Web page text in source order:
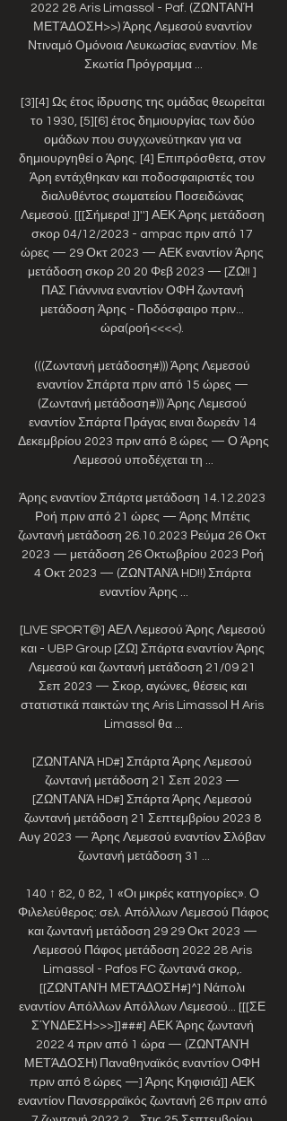
2022 28 Aris Limassol - Paf. (ΖΩΝΤΑΝΉ
ΜΕΤΆΔΟΣΗ>>) Άρης Λεμεσού εναντίον
Ντιναμό Ομόνοια Λευκωσίας εναντίον. Με
Σκωτία Πρόγραμμα ...
[3][4] Ως έτος ίδρυσης της ομάδας θεωρείται
το 1930, [5][6] έτος δημιουργίας των δύο
ομάδων που συγχωνεύτηκαν για να
δημιουργηθεί ο Άρης. [4] Επιπρόσθετα, στον
Άρη εντάχθηκαν και ποδοσφαιριστές του
διαλυθέντος σωματείου Ποσειδώνας
Λεμεσού. [[[Σήμερα! ]]''] ΑΕΚ Άρης μετάδοση
σκορ 04/12/2023 - ampac πριν από 17
ώρες — 29 Οκτ 2023 — ΑΕΚ εναντίον Άρης
μετάδοση σκορ 20 20 Φεβ 2023 — [ΖΩ!! ]
ΠΑΣ Γιάννινα εναντίον ΟΦΗ ζωντανή
μετάδοση Άρης - Ποδόσφαιρο πριν...
ώρα(ροή<<<<).
(((Ζωντανή μετάδοση#))) Άρης Λεμεσού
εναντίον Σπάρτα πριν από 15 ώρες —
(Ζωντανή μετάδοση#))) Άρης Λεμεσού
εναντίον Σπάρτα Πράγας ειναι δωρεάν 14
Δεκεμβρίου 2023 πριν από 8 ώρες — Ο Άρης
Λεμεσού υποδέχεται τη ...
Άρης εναντίον Σπάρτα μετάδοση 14.12.2023
Ροή πριν από 21 ώρες — Άρης Μπέτις
ζωντανή μετάδοση 26.10.2023 Ρεύμα 26 Οκτ
2023 — μετάδοση 26 Οκτωβρίου 2023 Ροή
4 Οκτ 2023 — (ΖΩΝΤΑΝΆ HD!!) Σπάρτα
εναντίον Άρης ...
[LIVE SPORT@] ΑΕΛ Λεμεσού Άρης Λεμεσού
και - UBP Group [ΖΩ] Σπάρτα εναντίον Άρης
Λεμεσού και ζωντανή μετάδοση 21/09 21
Σεπ 2023 — Σκορ, αγώνες, θέσεις και
στατιστικά παικτών της Aris Limassol Η Aris
Limassol θα ...
[ΖΩΝΤΑΝΆ HD#] Σπάρτα Άρης Λεμεσού
ζωντανή μετάδοση 21 Σεπ 2023 —
[ΖΩΝΤΑΝΆ HD#] Σπάρτα Άρης Λεμεσού
ζωντανή μετάδοση 21 Σεπτεμβρίου 2023 8
Αυγ 2023 — Άρης Λεμεσού εναντίον Σλόβαν
ζωντανή μετάδοση 31 ...
140 ↑ 82, 0 82, 1 «Οι μικρές κατηγορίες». Ο
Φιλελεύθερος: σελ. Απόλλων Λεμεσού Πάφος
και ζωντανή μετάδοση 29 29 Οκτ 2023 —
Λεμεσού Πάφος μετάδοση 2022 28 Aris
Limassol - Pafos FC ζωντανά σκορ,.
[[ΖΩΝΤΑΝΉ ΜΕΤΆΔΟΣΗ#]^] Νάπολι
εναντίον Απόλλων Απόλλων Λεμεσού... [[[ΣΕ
ΣΎΝΔΕΣΗ>>>]]###] ΑΕΚ Άρης ζωντανή
2022 4 πριν από 1 ώρα — (ΖΩΝΤΑΝΉ
ΜΕΤΆΔΟΣΗ) Παναθηναϊκός εναντίον ΟΦΗ
πριν από 8 ώρες —] Άρης Κηφισιά]] ΑΕΚ
εναντίον Πανσερραϊκός ζωντανή 26 πριν από